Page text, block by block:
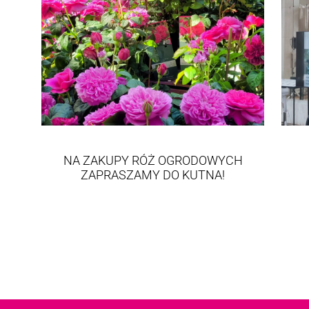
NA ZAKUPY RÓŻ OGRODOWYCH
ZAPRASZAMY DO KUTNA!